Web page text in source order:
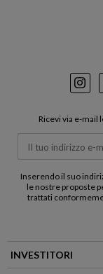
Ricevi via e-mail
Inserendo il suo
le nostre proposte
trattati
INVESTITORI